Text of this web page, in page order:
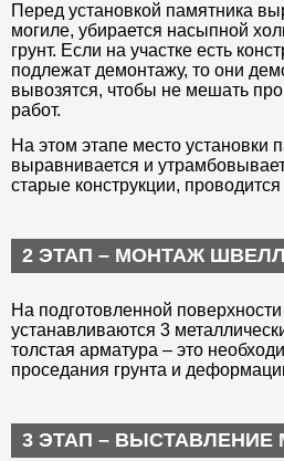
Перед установкой памятника
могиле, убирается насыпной
грунт. Если на участке есть
подлежат демонтажу, то они
вывозятся, чтобы не мешать
работ.
На этом этапе место установки
выравнивается и
старые конструкции,
2 ЭТАП – МОНТАЖ
На подготовленной поверхности
устанавливаются 3
толстая арматура – это
проседания грунта и
3 ЭТАП – ВЫСТАВЛЕНИЕ